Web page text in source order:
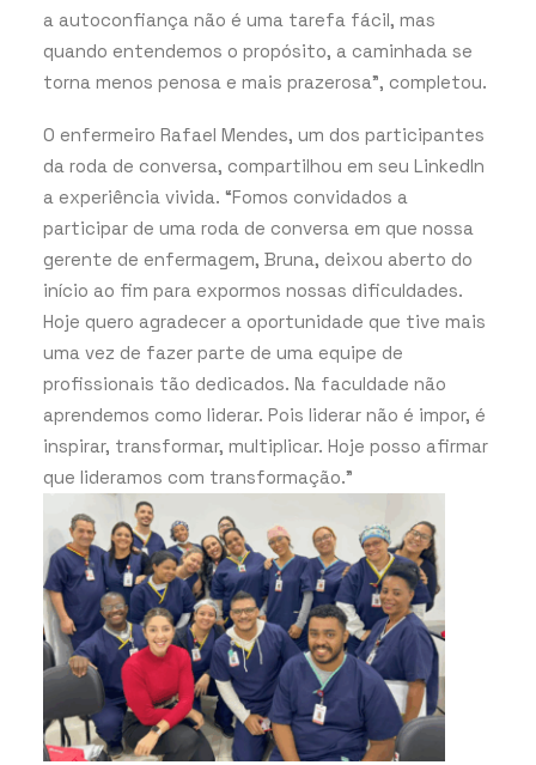
a autoconfiança não é uma tarefa fácil, mas
quando entendemos o propósito, a caminhada se
torna menos penosa e mais prazerosa”, completou.
O enfermeiro Rafael Mendes, um dos participantes
da roda de conversa, compartilhou em seu LinkedIn
a experiência vivida. “Fomos convidados a
participar de uma roda de conversa em que nossa
gerente de enfermagem, Bruna, deixou aberto do
início ao fim para expormos nossas dificuldades.
Hoje quero agradecer a oportunidade que tive mais
uma vez de fazer parte de uma equipe de
profissionais tão dedicados. Na faculdade não
aprendemos como liderar. Pois liderar não é impor, é
inspirar, transformar, multiplicar. Hoje posso afirmar
que lideramos com transformação.”